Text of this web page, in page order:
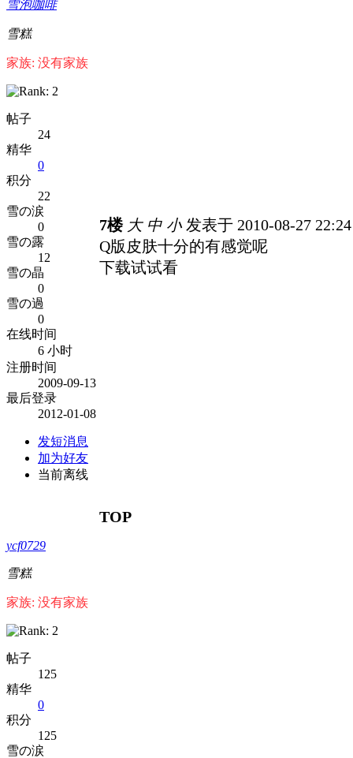
雪泡咖啡
雪糕
家族: 没有家族
帖子
24
精华
0
积分
22
雪の涙
0
雪の露
12
雪の晶
0
雪の過
0
在线时间
6 小时
注册时间
2009-09-13
最后登录
2012-01-08
发短消息
加为好友
当前离线
7楼 大 中 小 发表于 2010-08-27
Q版皮肤十分的有感觉呢
下载试试看
TOP
ycf0729
雪糕
家族: 没有家族
帖子
125
精华
0
积分
125
雪の涙